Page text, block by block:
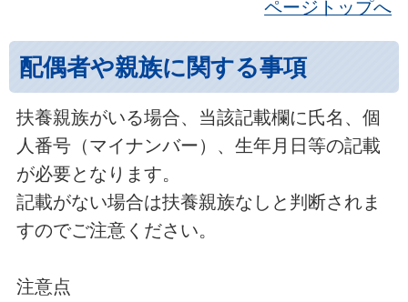
ページトップへ
配偶者や親族に関する事項
扶養親族がいる場合、当該記載欄に氏名、個
人番号（マイナンバー）、生年月日等の記載
が必要となります。
記載がない場合は扶養親族なしと判断されま
すのでご注意ください。
注意点